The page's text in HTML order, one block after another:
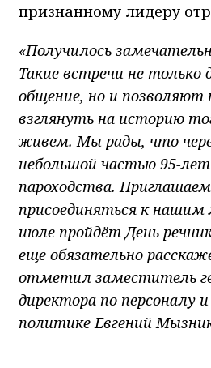
признанному лидеру
«Получилось
Такие встречи не только
общение, но и позволяют
взглянуть на историю
живем. Мы рады, что
небольшой частью 95-
пароходства.
присоединяться к
июле пройдёт День
еще обязательно
отметил заместитель
директора по персоналу
политике Евгений